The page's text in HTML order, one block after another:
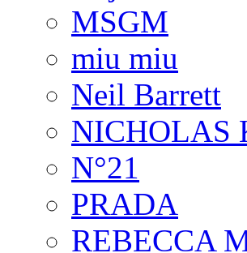
MSGM
miu miu
Neil Barrett
NICHOLAS
N°21
PRADA
REBECCA